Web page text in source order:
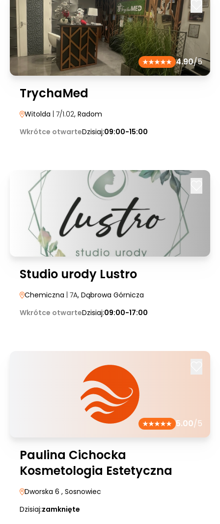
4.90/5
TrychaMed
Witolda | 7/1.02, Radom
Wkrótce otwarteDzisiaj:09:00-15:00
Studio urody Lustro
Chemiczna | 7A, Dąbrowa Górnicza
Wkrótce otwarteDzisiaj:09:00-17:00
5.00/5
Paulina Cichocka
Kosmetologia Estetyczna
Dworska 6 , Sosnowiec
Dzisiaj:zamknięte